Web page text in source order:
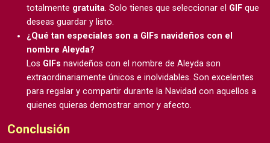
totalmente gratuita. Solo tienes que seleccionar el GIF que
deseas guardar y listo.
¿Qué tan especiales son a GIFs navideños con el
nombre Aleyda?
Los GIFs navideños con el nombre de Aleyda son
extraordinariamente únicos e inolvidables. Son excelentes
para regalar y compartir durante la Navidad con aquellos a
quienes quieras demostrar amor y afecto.
Conclusión